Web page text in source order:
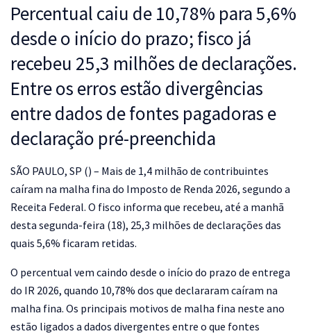
Percentual caiu de 10,78% para 5,6%
desde o início do prazo; fisco já
recebeu 25,3 milhões de declarações.
Entre os erros estão divergências
entre dados de fontes pagadoras e
declaração pré-preenchida
SÃO PAULO, SP () – Mais de 1,4 milhão de contribuintes
caíram na malha fina do Imposto de Renda 2026, segundo a
Receita Federal. O fisco informa que recebeu, até a manhã
desta segunda-feira (18), 25,3 milhões de declarações das
quais 5,6% ficaram retidas.
O percentual vem caindo desde o início do prazo de entrega
do IR 2026, quando 10,78% dos que declararam caíram na
malha fina. Os principais motivos de malha fina neste ano
estão ligados a dados divergentes entre o que fontes